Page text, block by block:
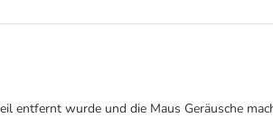
entfernt wurde und die Maus Geräusche